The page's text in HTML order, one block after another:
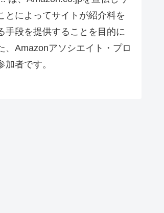
とによってサイトが紹介料を
手段を提供することを目的に
、Amazonアソシエイト・プロ
加者です。